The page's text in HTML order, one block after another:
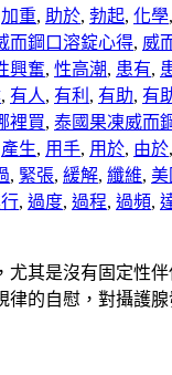
加重, 助於, 勃起, 化學,
而鋼口溶錠心得, 威
興奮, 性高潮, 患有,
, 有人, 有利 , 有助, 有
裡買, 泰國果凍威而
產生, 用手, 用於, 由於,
, 緊張, 緩解, 纖維, 美
, 過度, 過程, 過頻,
其是沒有固定性
的自慰，對攝護